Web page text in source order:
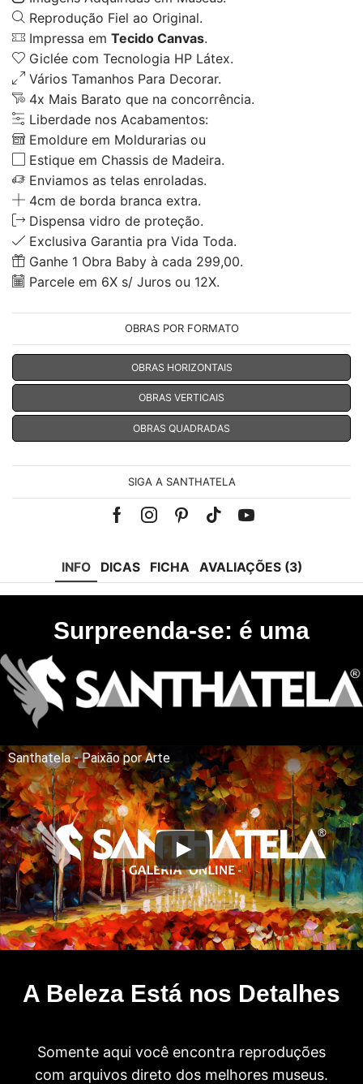
Reprodução Fiel ao Original.
Impressa em Tecido Canvas.
Giclée com Tecnologia HP Látex.
Vários Tamanhos Para Decorar.
4x Mais Barato que na concorrência.
Liberdade nos Acabamentos:
Emoldure em Moldurarias ou
Estique em Chassis de Madeira.
Enviamos as telas enroladas.
4cm de borda branca extra.
Dispensa vidro de proteção.
Exclusiva Garantia pra Vida Toda.
Ganhe 1 Obra Baby à cada 299,00.
Parcele em 6X s/ Juros ou 12X.
OBRAS POR FORMATO
OBRAS HORIZONTAIS
OBRAS VERTICAIS
OBRAS QUADRADAS
SIGA A SANTHATELA
FacebookInstagramPinterest
Tik-Youtube
INFO DICAS FICHA AVALIAÇÕES (3)
Surpreenda-se: é uma
Santhatela - Paixão por Arte
A Beleza Está nos Detalhes
Somente aqui você encontra reproduções
com arquivos direto dos melhores museus.